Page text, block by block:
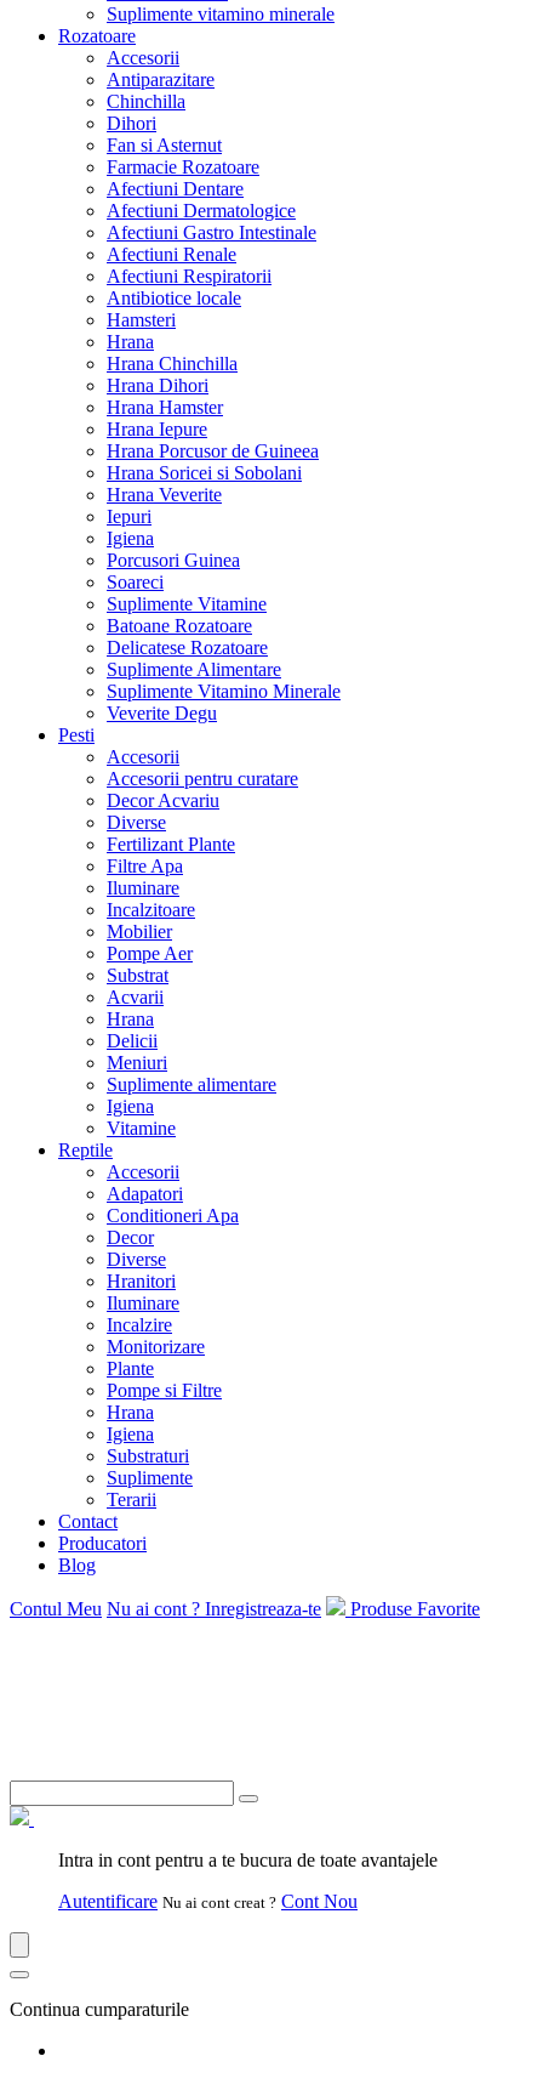
Suplimente vitamino minerale
Rozatoare
Accesorii
Antiparazitare
Chinchilla
Dihori
Fan si Asternut
Farmacie Rozatoare
Afectiuni Dentare
Afectiuni Dermatologice
Afectiuni Gastro Intestinale
Afectiuni Renale
Afectiuni Respiratorii
Antibiotice locale
Hamsteri
Hrana
Hrana Chinchilla
Hrana Dihori
Hrana Hamster
Hrana Iepure
Hrana Porcusor de Guineea
Hrana Soricei si Sobolani
Hrana Veverite
Iepuri
Igiena
Porcusori Guinea
Soareci
Suplimente Vitamine
Batoane Rozatoare
Delicatese Rozatoare
Suplimente Alimentare
Suplimente Vitamino Minerale
Veverite Degu
Pesti
Accesorii
Accesorii pentru curatare
Decor Acvariu
Diverse
Fertilizant Plante
Filtre Apa
Iluminare
Incalzitoare
Mobilier
Pompe Aer
Substrat
Acvarii
Hrana
Delicii
Meniuri
Suplimente alimentare
Igiena
Vitamine
Reptile
Accesorii
Adapatori
Conditioneri Apa
Decor
Diverse
Hranitori
Iluminare
Incalzire
Monitorizare
Plante
Pompe si Filtre
Hrana
Igiena
Substraturi
Suplimente
Terarii
Contact
Producatori
Blog
Contul Meu Nu ai cont ? Inregistreaza-te Produse Favorite
Intra in cont pentru a te bucura de toate avantajele
Autentificare Nu ai cont creat ? Cont Nou
Continua cumparaturile